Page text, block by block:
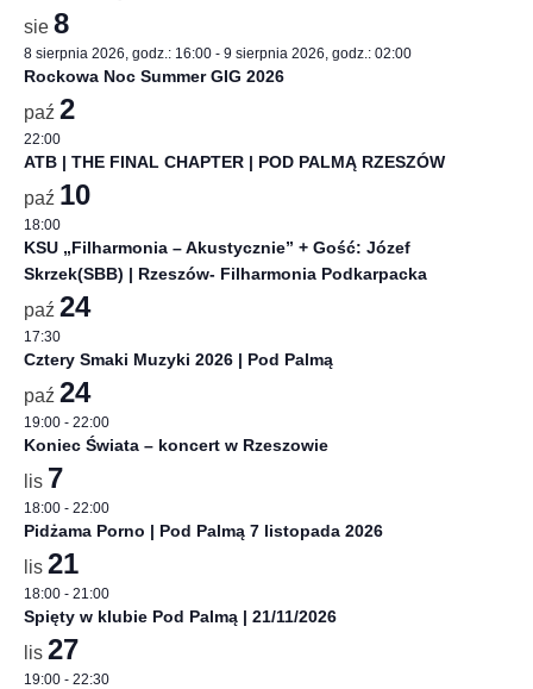
sie 8
8 sierpnia 2026, godz.: 16:00 - 9 sierpnia 2026, godz.: 02:00
Rockowa Noc Summer GIG 2026
paź 2
22:00
ATB | THE FINAL CHAPTER | POD PALMĄ RZESZÓW
paź 10
18:00
KSU „Filharmonia – Akustycznie” + Gość: Józef
Skrzek(SBB) | Rzeszów- Filharmonia Podkarpacka
paź 24
17:30
Cztery Smaki Muzyki 2026 | Pod Palmą
paź 24
19:00 - 22:00
Koniec Świata – koncert w Rzeszowie
lis 7
18:00 - 22:00
Pidżama Porno | Pod Palmą 7 listopada 2026
lis 21
18:00 - 21:00
Spięty w klubie Pod Palmą | 21/11/2026
lis 27
19:00 - 22:30